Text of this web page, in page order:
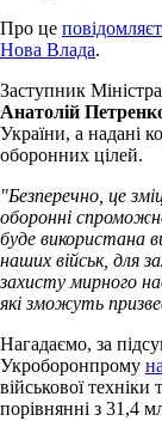
Про це
Нова Влада.
Заступник
Анатолій
України, а надані
оборонних цілей.
"Безперечно, це
оборонні
буде використана
наших військ, для
захисту мирного
які зможуть
Нагадаємо, за
Укроборонпрому
військової
порівнянні з 31,4